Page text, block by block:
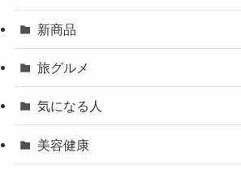
新商品
旅グルメ
気になる人
美容健康